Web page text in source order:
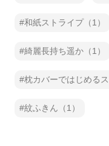
和紙ストライプ（1）
綺麗長持ち遥か（1）
枕カバーではじめるス
紋ふきん（1）